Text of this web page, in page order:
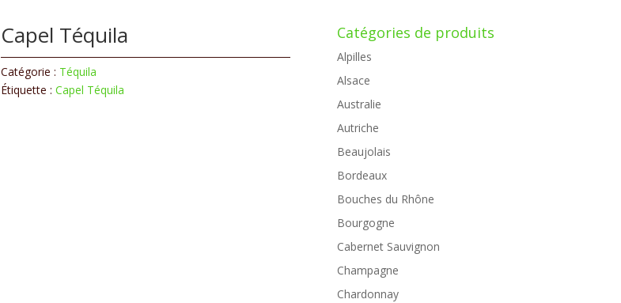
Capel Téquila
Catégorie : Téquila
Étiquette : Capel Téquila
Catégories de produits
Alpilles
Alsace
Australie
Autriche
Beaujolais
Bordeaux
Bouches du Rhône
Bourgogne
Cabernet Sauvignon
Champagne
Chardonnay